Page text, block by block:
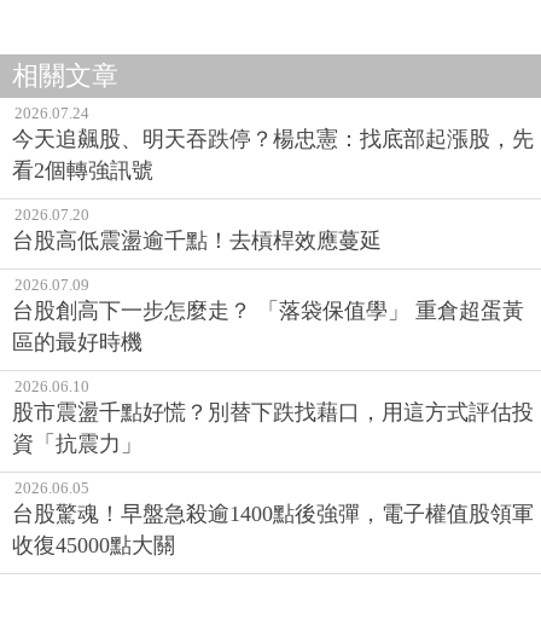
相關文章
2026.07.24
今天追飆股、明天吞跌停？楊忠憲：找底部起漲股，先
看2個轉強訊號
2026.07.20
台股高低震盪逾千點！去槓桿效應蔓延
2026.07.09
台股創高下一步怎麼走？ 「落袋保值學」 重倉超蛋黃
區的最好時機
2026.06.10
股市震盪千點好慌？別替下跌找藉口，用這方式評估投
資「抗震力」
2026.06.05
台股驚魂！早盤急殺逾1400點後強彈，電子權值股領軍
收復45000點大關